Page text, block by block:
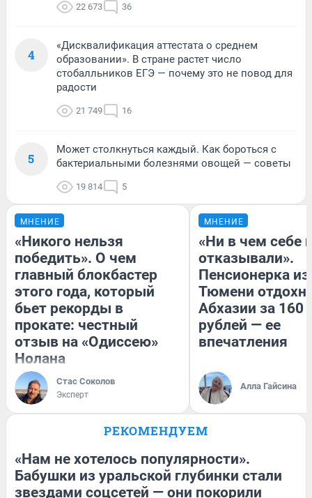
22 673 36
4
«Дисквалификация аттестата о среднем
образовании». В стране растет число
стобалльников ЕГЭ — почему это не повод для
радости
21 749 16
5
Может столкнуться каждый. Как бороться с
бактериальными болезнями овощей — советы
19 814 5
МНЕНИЕ
«Никого нельзя
победить». О чем
главный блокбастер
этого года, который
бьет рекорды в
прокате: честный
отзыв на «Одиссею»
Нолана
Стас Соколов
Эксперт
МНЕНИЕ
«Ни в чем себе
отказывали».
Пенсионерка из
Тюмени
Абхазии за 160
рублей — ее
впечатления
Алла Гайсина
РЕКОМЕНДУЕМ
«Нам не хотелось популярности».
Бабушки из уральской глубинки стали
звездами соцсетей — они покорили